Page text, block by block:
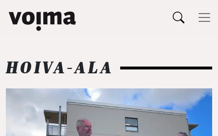
Päävalikko
HOIVA-ALA